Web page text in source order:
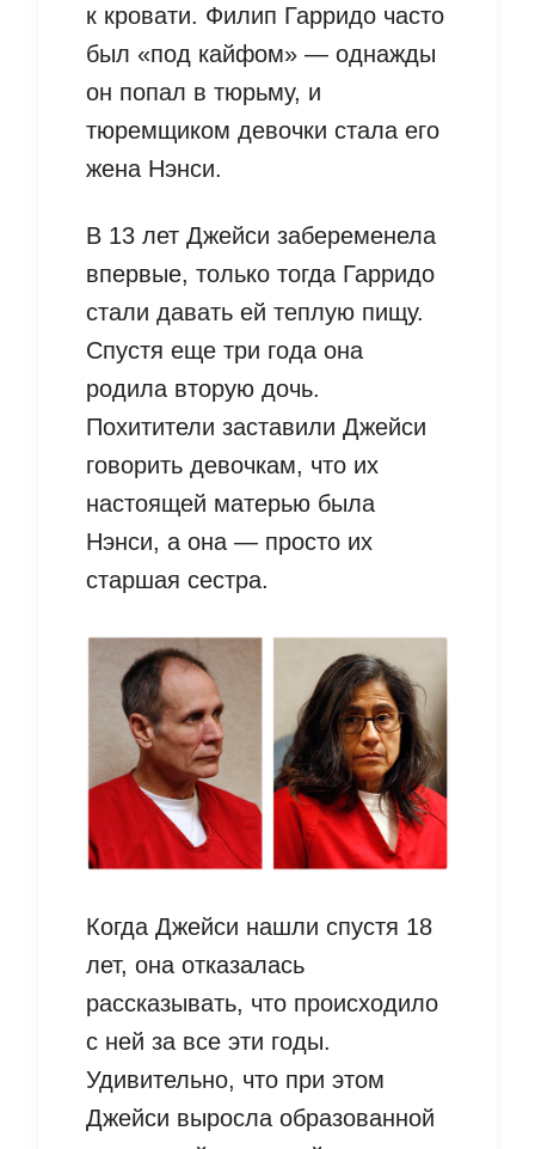
к кровати. Филип Гарридо часто
был «под кайфом» — однажды
он попал в тюрьму, и
тюремщиком девочки стала его
жена Нэнси.
В 13 лет Джейси забеременела
впервые, только тогда Гарридо
стали давать ей теплую пищу.
Спустя еще три года она
родила вторую дочь.
Похитители заставили Джейси
говорить девочкам, что их
настоящей матерью была
Нэнси, а она — просто их
старшая сестра.
Когда Джейси нашли спустя 18
лет, она отказалась
рассказывать, что происходило
с ней за все эти годы.
Удивительно, что при этом
Джейси выросла образованной